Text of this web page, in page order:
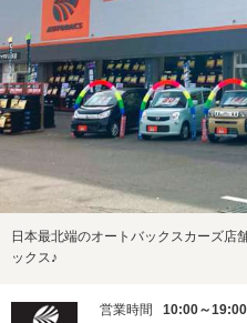
日本最北端のオートバックスカーズ店
ックス♪
営業時間
10:00～